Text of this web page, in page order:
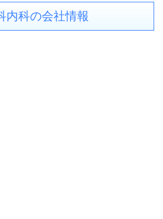
内科の会社情報